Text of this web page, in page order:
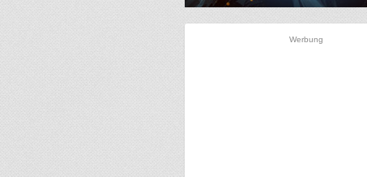
Werbung